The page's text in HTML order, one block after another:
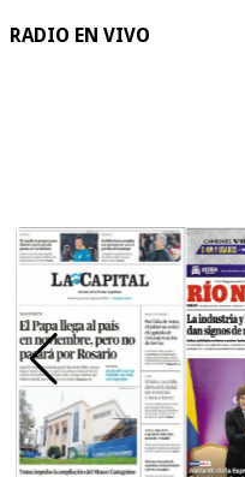
RADIO EN VIVO